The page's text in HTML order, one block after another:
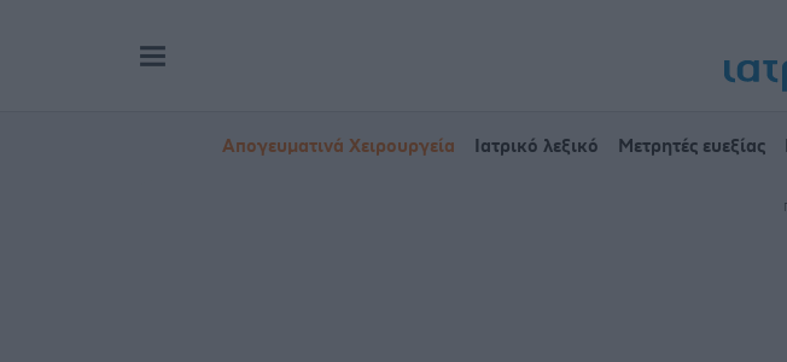
Απογευματινά Χειρουργεία Ιατρικό λεξικό Μετρητές ευεξίας